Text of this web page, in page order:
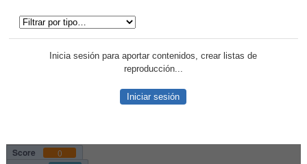
Inicia sesión para aportar contenidos, crear listas de
reproducción...
Iniciar sesión